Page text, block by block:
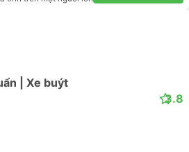
| Xe buýt
3.8